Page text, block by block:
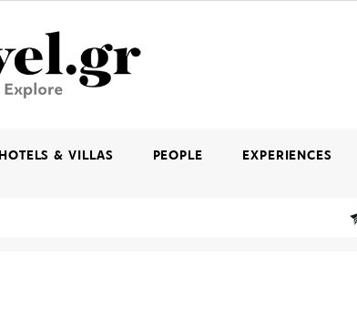
HOTELS & VILLAS PEOPLE EXPERIENCES